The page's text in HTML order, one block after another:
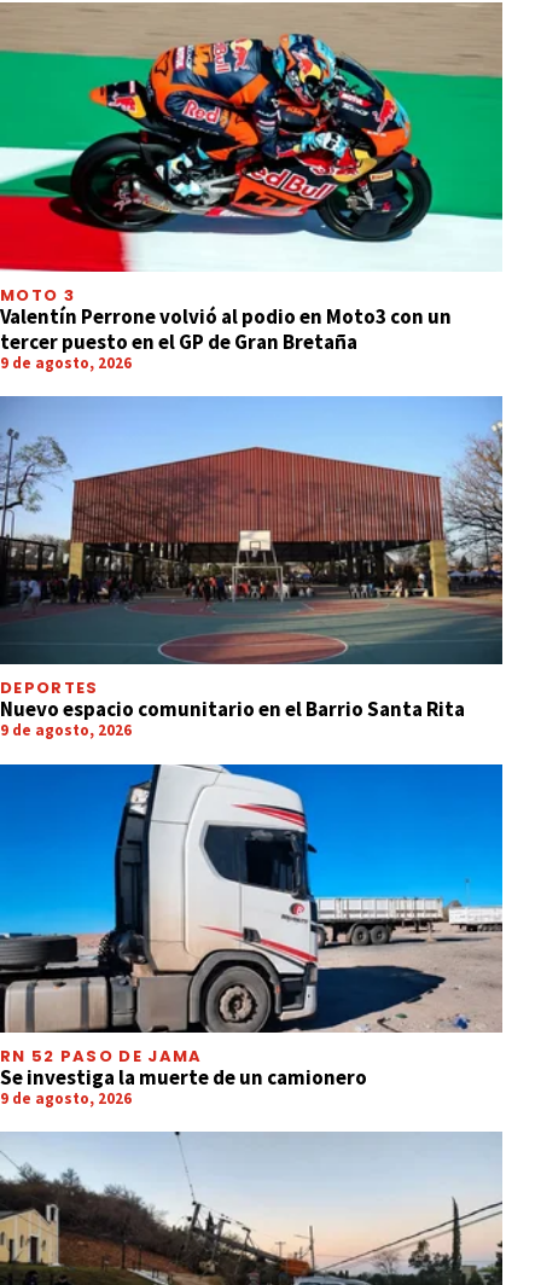
MOTO 3
Valentín Perrone volvió al podio en Moto3 con un
tercer puesto en el GP de Gran Bretaña
9 de agosto, 2026
DEPORTES
Nuevo espacio comunitario en el Barrio Santa Rita
9 de agosto, 2026
RN 52 PASO DE JAMA
Se investiga la muerte de un camionero
9 de agosto, 2026